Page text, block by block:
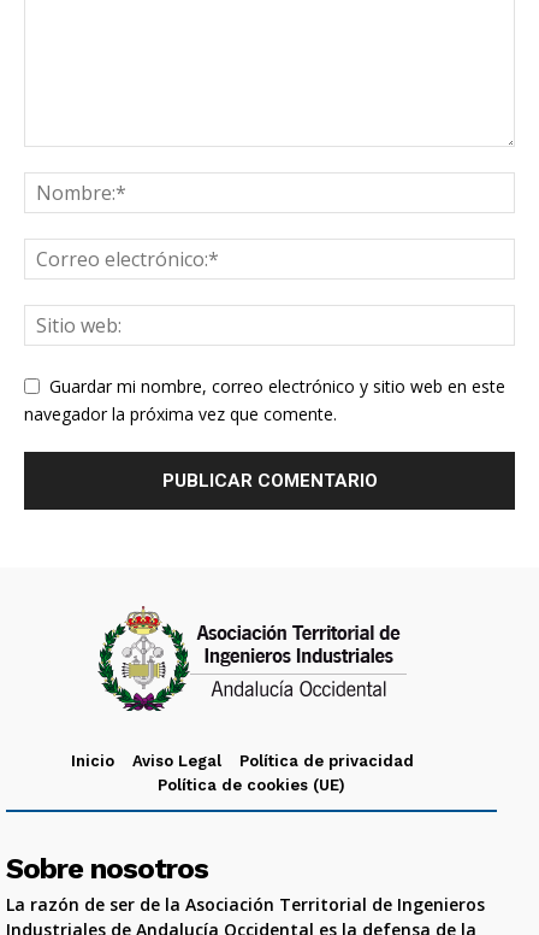
Guardar mi nombre, correo electrónico y sitio web en este
navegador la próxima vez que comente.
Inicio Aviso Legal
Política de privacidad
Política de cookies (UE)
Sobre nosotros
La razón de ser de la Asociación Territorial de Ingenieros
Industriales de Andalucía Occidental es la defensa de la